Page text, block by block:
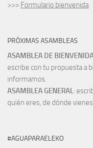
>>> Formulario bienvenida
PRÓXIMAS ASAMBLEAS
ASAMBLEA DE
escribe con tu propuesta a
informamos.
ASAMBLEA GENERAL:
quién eres, de dónde
#AGUAPARAELEKO